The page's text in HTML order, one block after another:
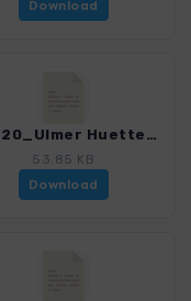
Download
Arl_20_Ulmer Huette_4121_5.gpx
53.85 KB
Download